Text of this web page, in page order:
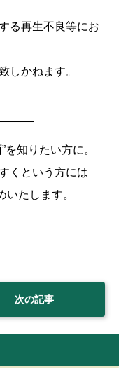
る再生不良等にお
しかねます。
知りたい方に。
くという方には
いたします。
次の記事